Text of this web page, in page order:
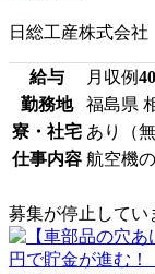
日総工産株式会社
給与 月収例
勤務地
福島県
寮・社宅 あり（無
仕事内容 航空機
募集が停止してい